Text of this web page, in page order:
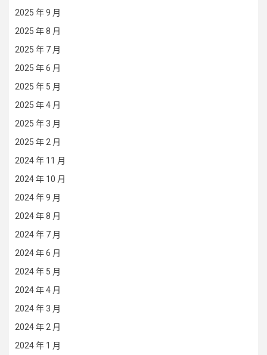
2025 年 9 月
2025 年 8 月
2025 年 7 月
2025 年 6 月
2025 年 5 月
2025 年 4 月
2025 年 3 月
2025 年 2 月
2024 年 11 月
2024 年 10 月
2024 年 9 月
2024 年 8 月
2024 年 7 月
2024 年 6 月
2024 年 5 月
2024 年 4 月
2024 年 3 月
2024 年 2 月
2024 年 1 月